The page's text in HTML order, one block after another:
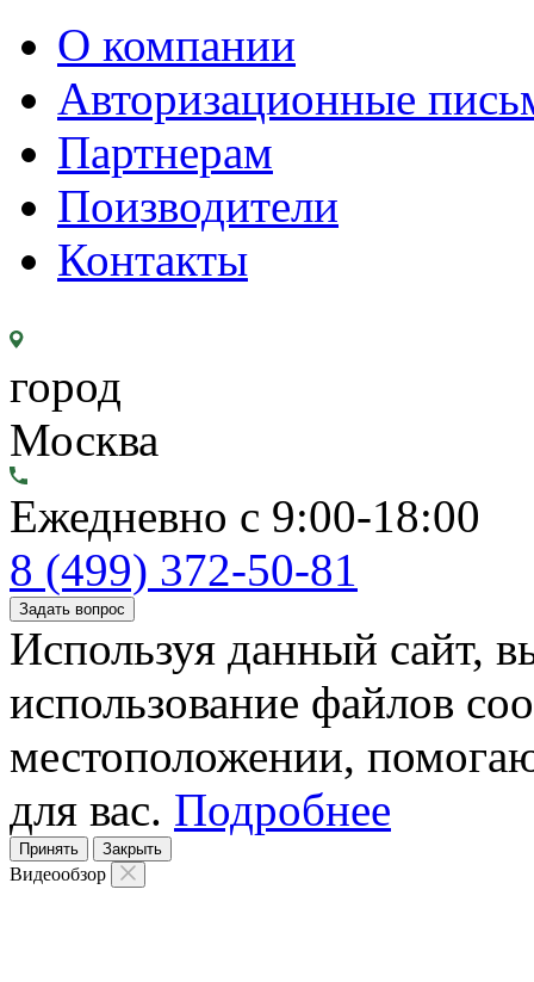
О компании
Авторизационные
Партнерам
Поизводители
Контакты
город
Москва
Ежедневно с 9:00-18:00
8 (499) 372-50-81
Задать вопрос
Используя данный сайт,
использование файлов
местоположении,
для вас. Подробнее
Принять Закрыть
Видеообзор